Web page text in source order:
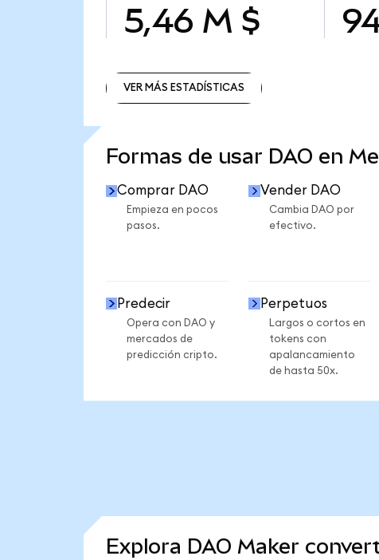
5,46 M $
VER MÁS ESTADÍSTICAS
Formas de usar DAO en
Comprar DAO
Empieza en pocos
pasos.
Vender DAO
Cambia DAO por
efectivo.
Predecir
Opera con DAO y
mercados de
predicción cripto.
Perpetuos
Largos o cortos en
tokens con
apalancamiento
de hasta 50x.
Explora DAO Maker